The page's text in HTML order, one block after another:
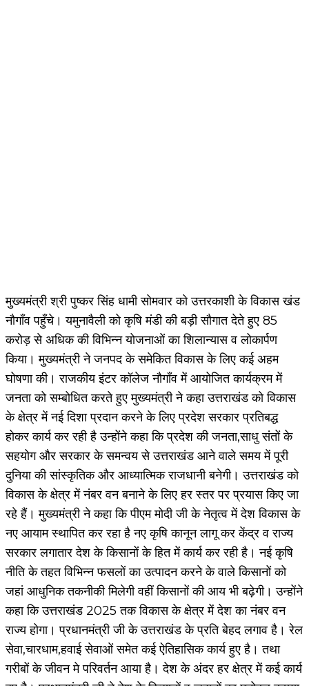
मुख्यमंत्री श्री पुष्कर सिंह धामी सोमवार को उत्तरकाशी के विकास खंड
नौगाँव पहुँचे। यमुनावैली को कृषि मंडी की बड़ी सौगात देते हुए 85
करोड़ से अधिक की विभिन्न योजनाओं का शिलान्यास व लोकार्पण
किया। मुख्यमंत्री ने जनपद के समेकित विकास के लिए कई अहम
घोषणा की। राजकीय इंटर कॉलेज नौगाँव में आयोजित कार्यक्रम में
जनता को सम्बोधित करते हुए मुख्यमंत्री ने कहा उत्तराखंड को विकास
के क्षेत्र में नई दिशा प्रदान करने के लिए प्रदेश सरकार प्रतिबद्ध
होकर कार्य कर रही है उन्होंने कहा कि प्रदेश की जनता,साधु संतों के
सहयोग और सरकार के समन्वय से उत्तराखंड आने वाले समय में पूरी
दुनिया की सांस्कृतिक और आध्यात्मिक राजधानी बनेगी। उत्तराखंड को
विकास के क्षेत्र में नंबर वन बनाने के लिए हर स्तर पर प्रयास किए जा
रहे हैं। मुख्यमंत्री ने कहा कि पीएम मोदी जी के नेतृत्व में देश विकास के
नए आयाम स्थापित कर रहा है नए कृषि कानून लागू कर केंद्र व राज्य
सरकार लगातार देश के किसानों के हित में कार्य कर रही है। नई कृषि
नीति के तहत विभिन्न फसलों का उत्पादन करने के वाले किसानों को
जहां आधुनिक तकनीकी मिलेगी वहीं किसानों की आय भी बढ़ेगी। उन्होंने
कहा कि उत्तराखंड 2025 तक विकास के क्षेत्र में देश का नंबर वन
राज्य होगा। प्रधानमंत्री जी के उत्तराखंड के प्रति बेहद लगाव है। रेल
सेवा,चारधाम,हवाई सेवाओं समेत कई ऐतिहासिक कार्य हुए है। तथा
गरीबों के जीवन मे परिवर्तन आया है। देश के अंदर हर क्षेत्र में कई कार्य